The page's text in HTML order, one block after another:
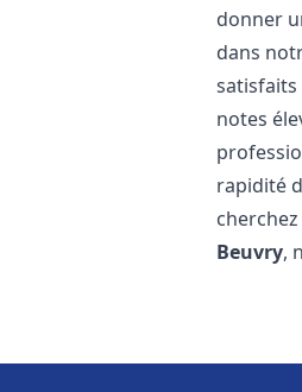
donner
dans
notes
rapidité
Beuvry,